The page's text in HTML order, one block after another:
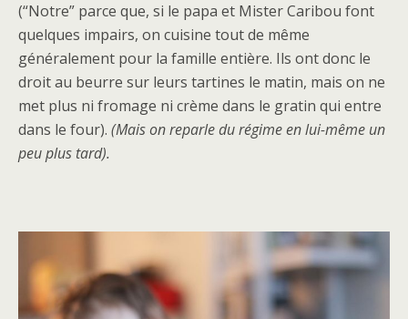
(“Notre” parce que, si le papa et Mister Caribou font
quelques impairs, on cuisine tout de même
généralement pour la famille entière. Ils ont donc le
droit au beurre sur leurs tartines le matin, mais on ne
met plus ni fromage ni crème dans le gratin qui entre
dans le four). (Mais on reparle du régime en lui-même un
peu plus tard).